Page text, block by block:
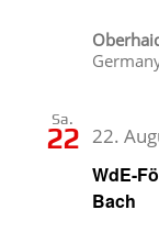
Sa.
22
WdE-
Bach
22.